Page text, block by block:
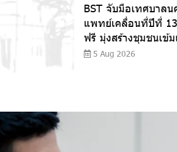
BST จับมือเทศบาล
แพทย์เคลื่อนที่ปีที่
ฟรี มุ่งสร้างชุมชนเข้
5 Aug 2026